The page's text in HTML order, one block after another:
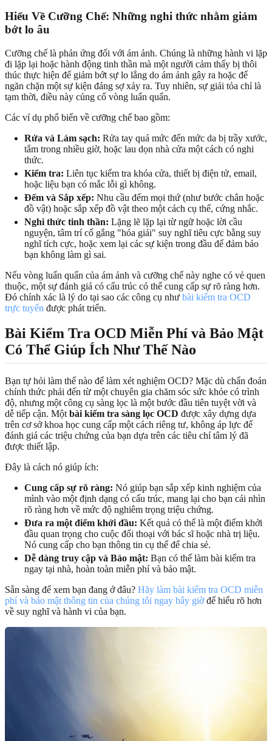
Hiểu Về Cưỡng Chế: Những nghi thức nhằm giảm
bớt lo âu
Cưỡng chế là phản ứng đối với ám ảnh. Chúng là những hành vi lặp
đi lặp lại hoặc hành động tinh thần mà một người cảm thấy bị thôi
thúc thực hiện để giảm bớt sự lo lắng do ám ảnh gây ra hoặc để
ngăn chặn một sự kiện đáng sợ xảy ra. Tuy nhiên, sự giải tỏa chỉ là
tạm thời, điều này củng cố vòng luẩn quẩn.
Các ví dụ phổ biến về cưỡng chế bao gồm:
Rửa và Làm sạch: Rửa tay quá mức đến mức da bị trầy xước,
tắm trong nhiều giờ, hoặc lau dọn nhà cửa một cách có nghi
thức.
Kiểm tra: Liên tục kiểm tra khóa cửa, thiết bị điện tử, email,
hoặc liệu bạn có mắc lỗi gì không.
Đếm và Sắp xếp: Nhu cầu đếm mọi thứ (như bước chân hoặc
đồ vật) hoặc sắp xếp đồ vật theo một cách cụ thể, cứng nhắc.
Nghi thức tinh thần: Lặng lẽ lặp lại từ ngữ hoặc lời cầu
nguyện, tâm trí cố gắng "hóa giải" suy nghĩ tiêu cực bằng suy
nghĩ tích cực, hoặc xem lại các sự kiện trong đầu để đảm bảo
bạn không làm gì sai.
Nếu vòng luẩn quẩn của ám ảnh và cưỡng chế này nghe có vẻ quen
thuộc, một sự đánh giá có cấu trúc có thể cung cấp sự rõ ràng hơn.
Đó chính xác là lý do tại sao các công cụ như bài kiểm tra OCD
trực tuyến được phát triển.
Bài Kiểm Tra OCD Miễn Phí và Bảo Mật
Có Thể Giúp Ích Như Thế Nào
Bạn tự hỏi làm thế nào để làm xét nghiệm OCD? Mặc dù chẩn đoán
chính thức phải đến từ một chuyên gia chăm sóc sức khỏe có trình
độ, nhưng một công cụ sàng lọc là một bước đầu tiên tuyệt vời và
dễ tiếp cận. Một bài kiểm tra sàng lọc OCD được xây dựng dựa
trên cơ sở khoa học cung cấp một cách riêng tư, không áp lực để
đánh giá các triệu chứng của bạn dựa trên các tiêu chí tâm lý đã
được thiết lập.
Đây là cách nó giúp ích:
Cung cấp sự rõ ràng: Nó giúp bạn sắp xếp kinh nghiệm của
mình vào một định dạng có cấu trúc, mang lại cho bạn cái nhìn
rõ ràng hơn về mức độ nghiêm trọng triệu chứng.
Đưa ra một điểm khởi đầu: Kết quả có thể là một điểm khởi
đầu quan trọng cho cuộc đối thoại với bác sĩ hoặc nhà trị liệu.
Nó cung cấp cho bạn thông tin cụ thể để chia sẻ.
Dễ dàng truy cập và Bảo mật: Bạn có thể làm bài kiểm tra
ngay tại nhà, hoàn toàn miễn phí và bảo mật.
Sẵn sàng để xem bạn đang ở đâu? Hãy làm bài kiểm tra OCD miễn
phí và bảo mật thông tin của chúng tôi ngay bây giờđể hiểu rõ hơn
về suy nghĩ và hành vi của bạn.